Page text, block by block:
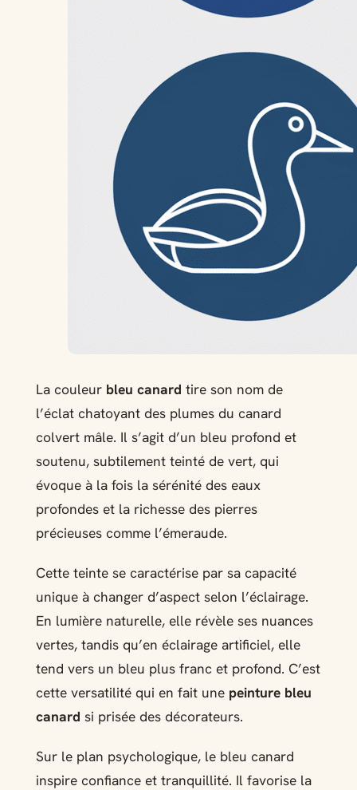
La couleur bleu canard tire son nom de
l’éclat chatoyant des plumes du canard
colvert mâle. Il s’agit d’un bleu profond et
soutenu, subtilement teinté de vert, qui
évoque à la fois la sérénité des eaux
profondes et la richesse des pierres
précieuses comme l’émeraude.
Cette teinte se caractérise par sa capacité
unique à changer d’aspect selon l’éclairage.
En lumière naturelle, elle révèle ses nuances
vertes, tandis qu’en éclairage artificiel, elle
tend vers un bleu plus franc et profond. C’est
cette versatilité qui en fait une peinture bleu
canard si prisée des décorateurs.
Sur le plan psychologique, le bleu canard
inspire confiance et tranquillité. Il favorise la